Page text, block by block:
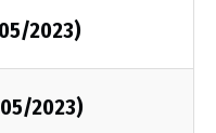
2023)
2023)